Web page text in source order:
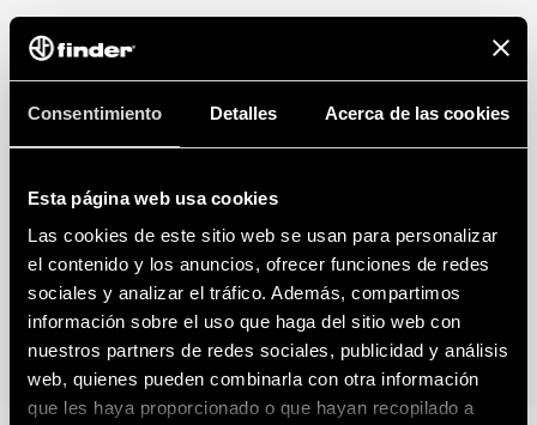
Consentimiento Detalles Acerca de las cookies
Esta página web usa cookies
Las cookies de este sitio web se usan para personalizar
el contenido y los anuncios, ofrecer funciones de redes
sociales y analizar el tráfico. Además, compartimos
información sobre el uso que haga del sitio web con
nuestros partners de redes sociales, publicidad y análisis
web, quienes pueden combinarla con otra información
que les haya proporcionado o que hayan recopilado a